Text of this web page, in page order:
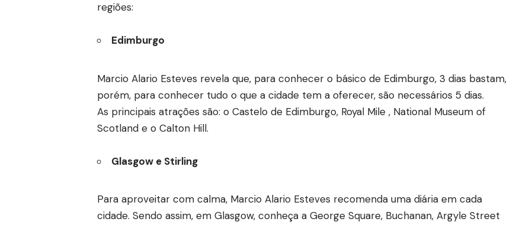
regiões:
Edimburgo
Marcio Alario Esteves revela que, para conhecer o básico de Edimburgo, 3 dias bastam,
porém, para conhecer tudo o que a cidade tem a oferecer, são necessários 5 dias.
As principais atrações são: o Castelo de Edimburgo, Royal Mile , National Museum of
Scotland e o Calton Hill.
Glasgow e Stirling
Para aproveitar com calma, Marcio Alario Esteves recomenda uma diária em cada
cidade. Sendo assim, em Glasgow, conheça a George Square, Buchanan, Argyle Street